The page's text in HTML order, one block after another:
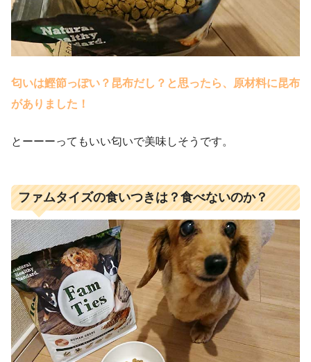
匂いは鰹節っぽい？昆布だし？と思ったら、原材料に昆布
がありました！
とーーーってもいい匂いで美味しそうです。
ファムタイズの食いつきは？食べないのか？